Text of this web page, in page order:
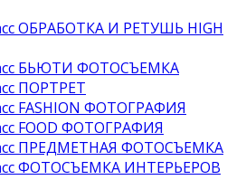
ОБРАБОТКА И РЕТУШЬ HIGH
БЬЮТИ ФОТОСЪЕМКА
ПОРТРЕТ
FASHION ФОТОГРАФИЯ
FOOD ФОТОГРАФИЯ
ПРЕДМЕТНАЯ ФОТОСЪЕМКА
ФОТОСЪЕМКА ИНТЕРЬЕРОВ